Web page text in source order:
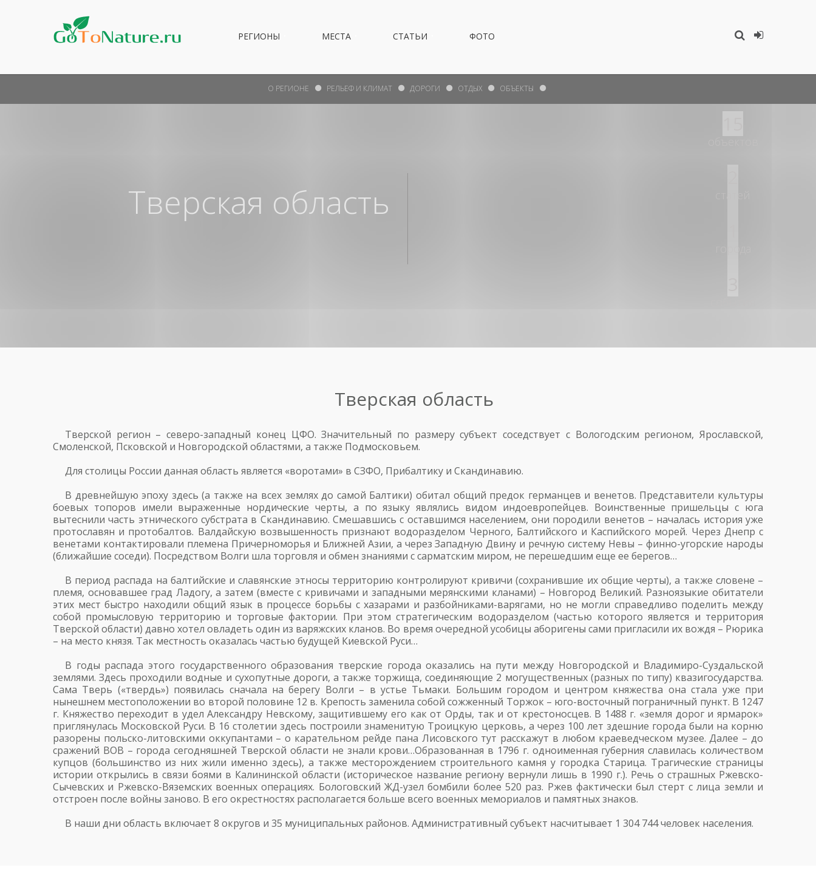
РЕГИОНЫ МЕСТА СТАТЬИ ФОТО
Тверская область
О РЕГИОНЕ РЕЛЬЕФ И КЛИМАТ ДОРОГИ ОТДЫХ ОБЪЕКТЫ
Тверская область
Тверской регион – северо-западный конец ЦФО. Значительный по размеру субъект соседствует с Вологодским регионом, Ярославской,
Смоленской, Псковской и Новгородской областями, а также Подмосковьем.
Для столицы России данная область является «воротами» в СЗФО, Прибалтику и Скандинавию.
В древнейшую эпоху здесь (а также на всех землях до самой Балтики) обитал общий предок германцев и венетов. Представители культуры
боевых топоров имели выраженные нордические черты, а по языку являлись видом индоевропейцев. Воинственные пришельцы с юга
вытеснили часть этнического субстрата в Скандинавию. Смешавшись с оставшимся населением, они породили венетов – началась история уже
протославян и протобалтов. Валдайскую возвышенность признают водоразделом Черного, Балтийского и Каспийского морей. Через Днепр с
венетами контактировали племена Причерноморья и Ближней Азии, а через Западную Двину и речную систему Невы – финно-угорские народы
(ближайшие соседи). Посредством Волги шла торговля и обмен знаниями с сарматским миром, не перешедшим еще ее берегов…
В период распада на балтийские и славянские этносы территорию контролируют кривичи (сохранившие их общие черты), а также словене –
племя, основавшее град Ладогу, а затем (вместе с кривичами и западными мерянскими кланами) – Новгород Великий. Разноязыкие обитатели
этих мест быстро находили общий язык в процессе борьбы с хазарами и разбойниками-варягами, но не могли справедливо поделить между
собой промысловую территорию и торговые фактории. При этом стратегическим водоразделом (частью которого является и территория
Тверской области) давно хотел овладеть один из варяжских кланов. Во время очередной усобицы аборигены сами пригласили их вождя – Рюрика
– на место князя. Так местность оказалась частью будущей Киевской Руси…
В годы распада этого государственного образования тверские города оказались на пути между Новгородской и Владимиро-Суздальской
землями. Здесь проходили водные и сухопутные дороги, а также торжища, соединяющие 2 могущественных (разных по типу) квазигосударства.
Сама Тверь («твердь») появилась сначала на берегу Волги – в устье Тьмаки. Большим городом и центром княжества она стала уже при
нынешнем местоположении во второй половине 12 в. Крепость заменила собой сожженный Торжок – юго-восточный пограничный пункт. В 1247
г. Княжество переходит в удел Александру Невскому, защитившему его как от Орды, так и от крестоносцев. В 1488 г. «земля дорог и ярмарок»
приглянулась Московской Руси. В 16 столетии здесь построили знаменитую Троицкую церковь, а через 100 лет здешние города были на корню
разорены польско-литовскими оккупантами – о карательном рейде пана Лисовского тут расскажут в любом краеведческом музее. Далее – до
сражений ВОВ – города сегодняшней Тверской области не знали крови…Образованная в 1796 г. одноименная губерния славилась количеством
купцов (большинство из них жили именно здесь), а также месторождением строительного камня у городка Старица. Трагические страницы
истории открылись в связи боями в Калининской области (историческое название региону вернули лишь в 1990 г.). Речь о страшных Ржевско-
Сычевских и Ржевско-Вяземских военных операциях. Бологовский ЖД-узел бомбили более 520 раз. Ржев фактически был стерт с лица земли и
отстроен после войны заново. В его окрестностях располагается больше всего военных мемориалов и памятных знаков.
В наши дни область включает 8 округов и 35 муниципальных районов. Административный субъект насчитывает 1 304 744 человек населения.